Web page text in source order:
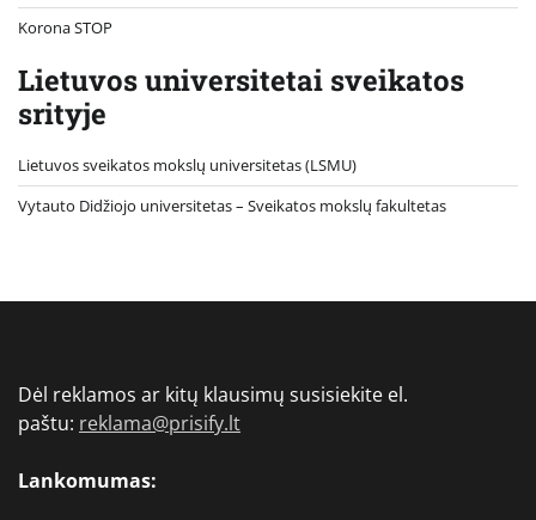
Korona STOP
Lietuvos universitetai sveikatos
srityje
Lietuvos sveikatos mokslų universitetas (LSMU)
Vytauto Didžiojo universitetas– Sveikatos mokslų fakultetas
Dėl reklamos ar kitų klausimų susisiekite el.
paštu: reklama@prisify.lt
Lankomumas: